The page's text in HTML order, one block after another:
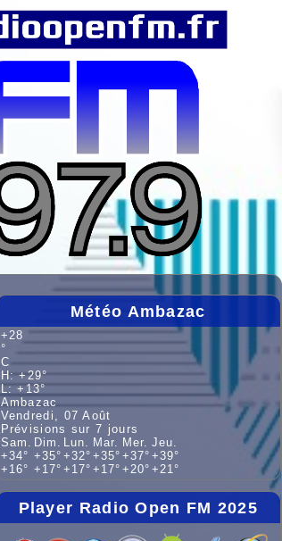
Météo Ambazac
+ 28
°
C
H:+ 29°
L:+13°
Ambazac
Vendredi, 07 Août
Prévisions sur 7 jours
Sam.
Dim. Lun. Mar. Mer. Jeu.
+34° +35° +32° +35° +37° +39°
+ 16° + 17° + 17° + 17° + 20° + 21°
Player Radio Open FM 2025